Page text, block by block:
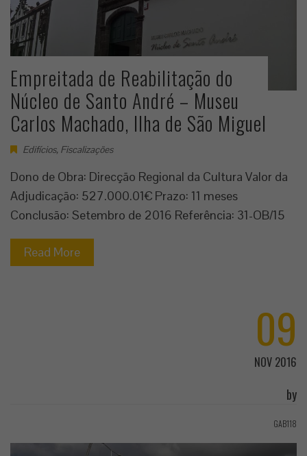
Empreitada de Reabilitação do
Núcleo de Santo André – Museu
Carlos Machado, Ilha de São Miguel
Edifícios, Fiscalizações
Dono de Obra: Direcção Regional da Cultura Valor da
Adjudicação: 527.000.01€ Prazo: 11 meses
Conclusão: Setembro de 2016 Referência: 31-OB/15
Read More
09
NOV 2016
by
GAB118